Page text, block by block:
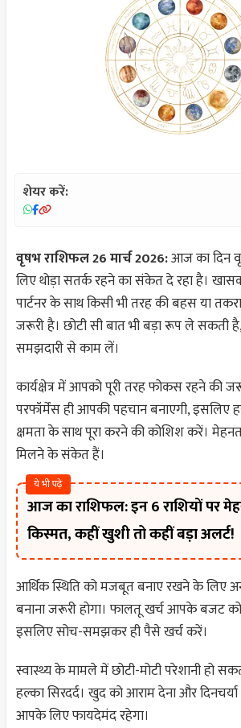
शेयर करें:
वृषभ राशिफल 26 मार्च 2026:आज का दिन
लिए थोड़ा सतर्क रहने का संकेत दे रहा है।
पार्टनर के साथ किसी भी तरह की बहस या
जरूरी है। छोटी सी बात भी बड़ा रूप ले सकती
समझदारी से काम लें।
कार्यक्षेत्र में आपको पूरी तरह फोकस रहने
परफॉर्मेंस ही आपकी पहचान बनाएगी, इसलिए
क्षमता के साथ पूरा करने की कोशिश करें।
मिलने के संकेत हैं।
ये भी पढ़े
आज का राशिफल: इन 6 राशियों पर
किस्मत, कहीं खुशी तो कहीं बड़ा अलर्ट!
आर्थिक स्थिति को मजबूत बनाए रखने के लिए
बनाना जरूरी होगा। फालतू खर्च आपके बजट
इसलिए सोच-समझकर ही पैसे खर्च करें।
स्वास्थ्य के मामले में छोटी-मोटी परेशानी हो
हल्का सिरदर्द। खुद को आराम देना और
आपके लिए फायदेमंद रहेगा।